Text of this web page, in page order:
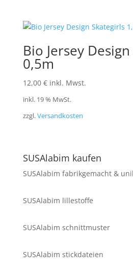
Bio Jersey
0,5m
12,00 € inkl. Mwst.
inkl. 19 % MwSt.
zzgl.Versandkosten
SUSAlabim kaufen
SUSAlabim fabrikgemacht &
SUSAlabim lillestoffe
SUSAlabim schnittmuster
SUSAlabim stickdateien